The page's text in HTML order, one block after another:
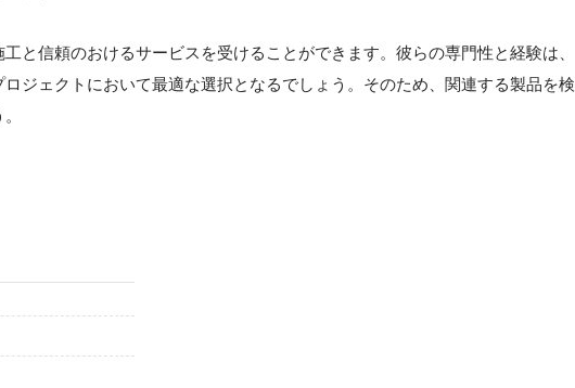
と信頼のおけるサービスを受けることができます。彼らの専門性と経験は、
ジェクトにおいて最適な選択となるでしょう。そのため、関連する製品を検